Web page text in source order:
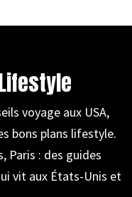
voyage aux USA,
bons plans lifestyle.
Paris : des guides
vit aux États-Unis et